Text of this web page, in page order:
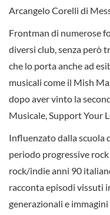
Arcangelo Corelli di
Frontman di numerose
diversi club, senza però
che lo porta anche ad
musicali come il Mish
dopo aver vinto la
Musicale, Support Your
Influenzato dalla scuola
periodo progressive
rock/indie anni 90
racconta episodi vissuti
generazionali e